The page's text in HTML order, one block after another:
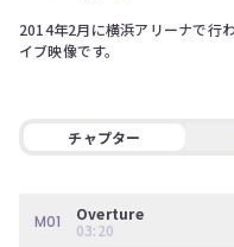
動
画
2014年2月に横浜アリーナで行
イブ映像です。
チャプター
M01
Overture
03:20